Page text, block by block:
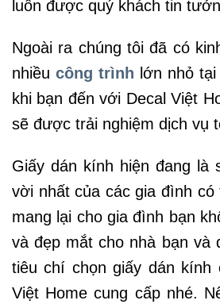
luôn được quý khách tin
Ngoài ra chúng tôi đã có
nhiều công trình lớn nhỏ
khi bạn đến với Decal Việt
sẽ được trải nghiệm dịch vụ
Giấy dán kính hiện đang là
vời nhất của các gia đình
mang lại cho gia đình bạn
và đẹp mắt cho nhà bạn và
tiêu chí chọn giấy dán kính
Việt Home cung cấp nhé.